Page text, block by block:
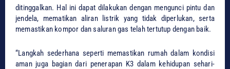
ditinggalkan. Hal ini dapat dilakukan dengan mengunci pintu dan
jendela, mematikan aliran listrik yang tidak diperlukan, serta
memastikan kompor dan saluran gas telah tertutup dengan baik.
“Langkah sederhana seperti memastikan rumah dalam kondisi
aman juga bagian dari penerapan K3 dalam kehidupan sehari-